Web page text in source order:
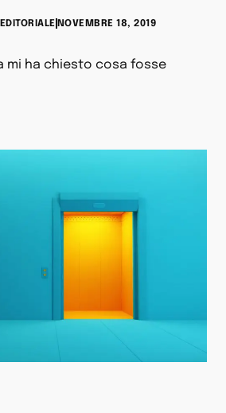
EDITORIALE NOVEMBRE 18, 2019
mi ha chiesto cosa fosse